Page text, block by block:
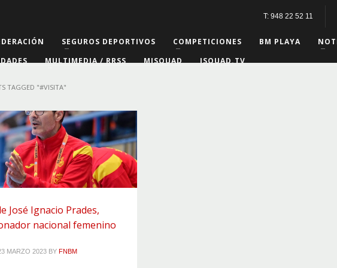
T: 948 22 52 11
SEGUROS DEPORTIVOS COMPETICIONES BM PLAYA
MULTIMEDIA / RRSS MISQUAD
ISQUAD.TV
TAGGED "#VISITA"
José Ignacio Prades,
nacional femenino
MARZO 2023 BY FNBM